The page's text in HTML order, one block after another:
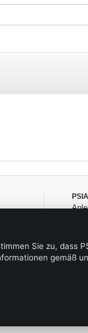
Sie zu, dass
gemäß